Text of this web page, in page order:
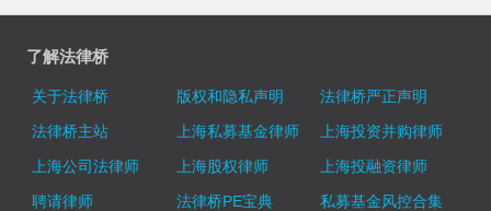
了解法律桥
关于法律桥 版权和隐私声明
法律桥严正声明
法律桥主站
上海私募基金律师
上海投资并购律师
上海公司法律师
上海股权律师
上海投融资律师
聘请律师
法律桥PE宝典
私募基金风控合集